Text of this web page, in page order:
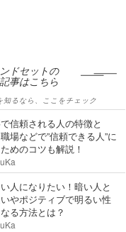
ドセットの
事はこちら
知るなら、ここをチェック
信頼される人の特徴と
場などで”信頼できる人”に
めのコツも解説！
人になりたい！暗い人と
やポジティブで明るい性
る方法とは？